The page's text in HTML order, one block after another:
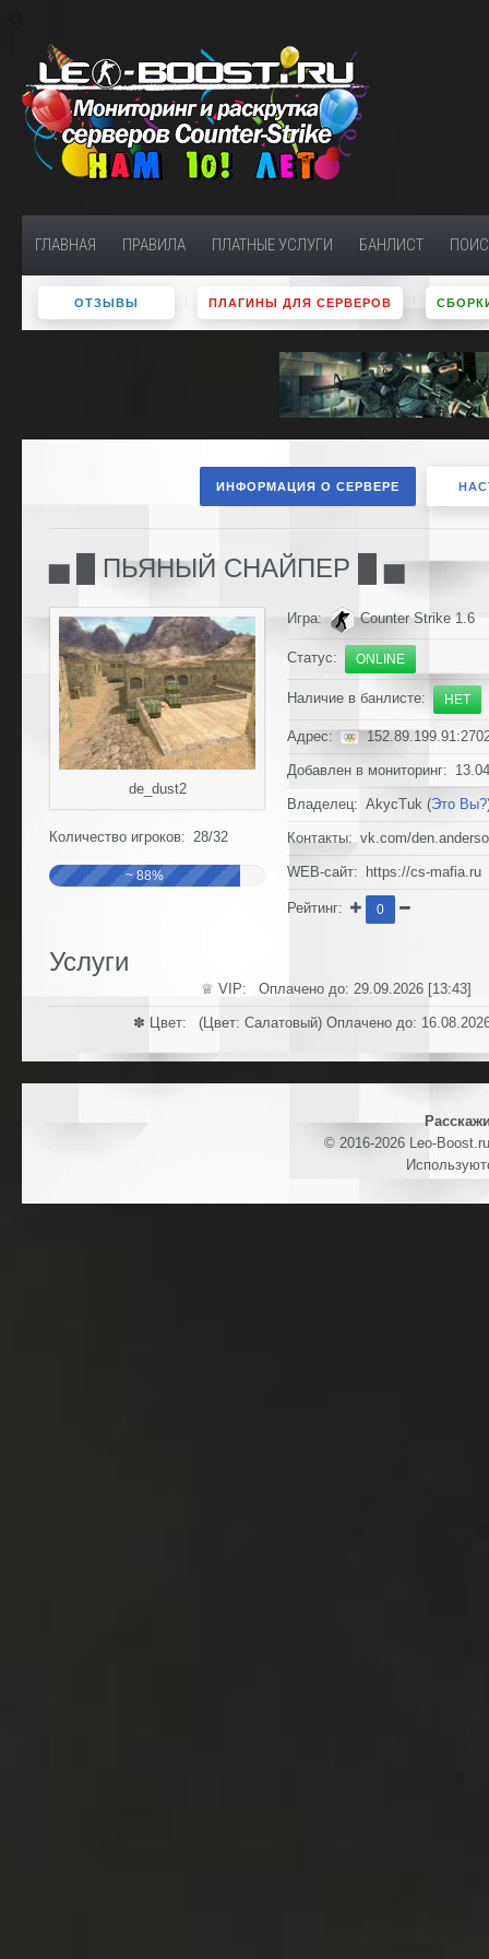
ГЛАВНАЯ ПРАВИЛА ПЛАТНЫЕ УСЛУГИ БАНЛИСТ
ОТЗЫВЫ ПЛАГИНЫ ДЛЯ СЕРВЕРОВ
ИНФОРМАЦИЯ О СЕРВЕРЕ
▅ █ ПЬЯНЫЙ СНАЙПЕР █ ▅
de_dust2
Количество игроков: 28/32
~ 88%
Игра: Counter Strike 1.6
Статус: ONLINE
Наличие в банлисте: НЕТ
Адрес:
Добавлен в мониторинг:
Владелец: AkycTuk (Это Вы?
Контакты: vk.com/
WEB-сайт: https://cs-mafia.ru
Рейтинг: 0
Услуги
♕ VIP: Оплачено до: 29.09.2026 [13:43]
✽ Цвет: (Цвет: Салатовый) Оплачено до:
© 2016-2026 Leo-